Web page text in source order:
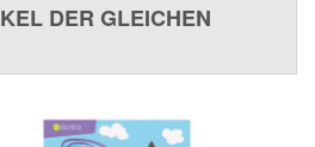
DER GLEICHEN